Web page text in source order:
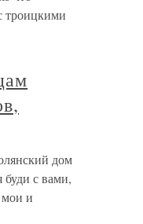
троицкими
дом
с вами,
и